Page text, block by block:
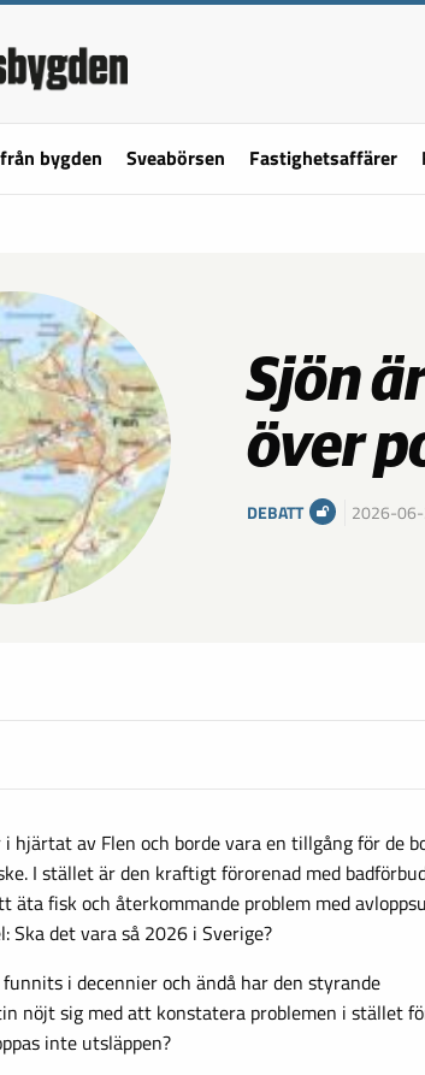
bygden Sveabörsen Fastighetsaffärer
Sjön
över
DEBATT 2026-
i hjärtat av Flen och borde vara en tillgång för de
I stället är den kraftigt förorenad med
äta fisk och återkommande problem med
Ska det vara så 2026 i Sverige?
i decennier och ändå har den styrande
nöjt sig med att konstatera problemen i stället
inte utsläppen?